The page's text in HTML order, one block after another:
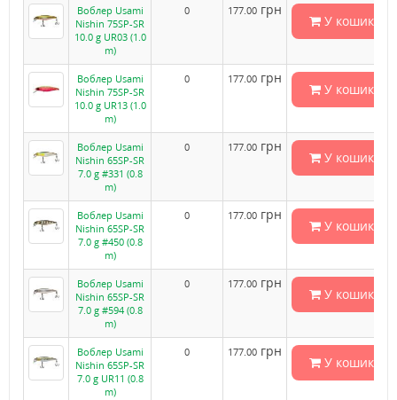
Воблер Usami
Nishin 75SP-SR
10.0 g UR03 (1.0
m)
0 177.00 грн
У кошик
Воблер Usami
Nishin 75SP-SR
10.0 g UR13 (1.0
m)
0 177.00 грн
У кошик
Воблер Usami
Nishin 65SP-SR
7.0 g #331 (0.8
m)
0 177.00 грн
У кошик
Воблер Usami
Nishin 65SP-SR
7.0 g #450 (0.8
m)
0 177.00 грн
У кошик
Воблер Usami
Nishin 65SP-SR
7.0 g #594 (0.8
m)
0 177.00 грн
У кошик
Воблер Usami
Nishin 65SP-SR
7.0 g UR11 (0.8
m)
0 177.00 грн
У кошик